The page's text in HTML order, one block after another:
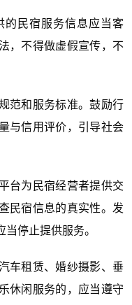
民宿服务信息应当客
，不得做虚假宣传，不
和服务标准。鼓励行
与信用评价，引导社会
为民宿经营者提供交
民宿信息的真实性。发
停止提供服务。
租赁、婚纱摄影、垂
休闲服务的，应当遵守